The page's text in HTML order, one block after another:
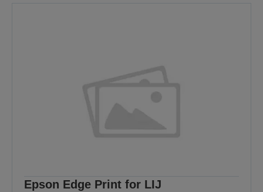
Epson Edge Print for LIJ